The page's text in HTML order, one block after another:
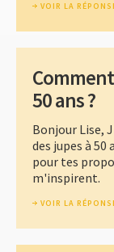
VOIR LA
50 ans ?
Bonjour Lise,
des jupes à
pour tes
m'inspirent.
VOIR LA